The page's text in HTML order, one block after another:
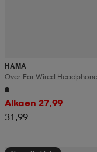
HAMA
Over-Ear Wired
Alkaen 27,99
31,99